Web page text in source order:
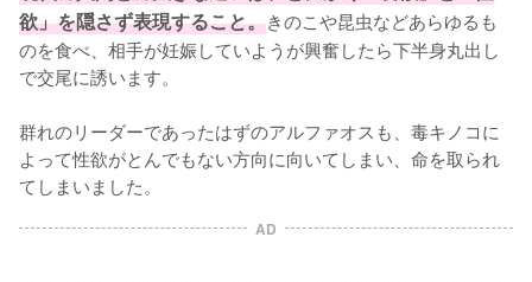
欲」を隠さず表現すること。きのこや昆虫などあらゆるも
のを食べ、相手が妊娠していようが興奮したら下半身丸出し
で交尾に誘います。
群れのリーダーであったはずのアルファオスも、毒キノコに
よって性欲がとんでもない方向に向いてしまい、命を取られ
てしまいました。
AD